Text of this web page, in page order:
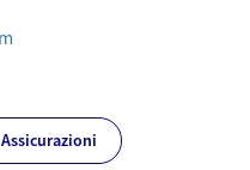
Assicurazioni